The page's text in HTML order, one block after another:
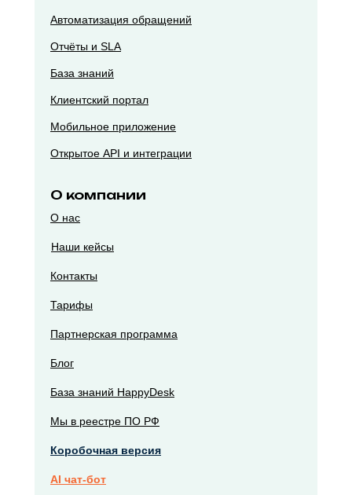
О компании
О нас
Наши кейсы
Автоматизация обращений
Отчёты и SLA
База знаний
Клиентский портал
Мобильное приложение
Открытое API и интеграции
Тарифы
Блог
База знаний HappyDesk
Коробочная версия
Мы в реестре ПО РФ
Партнерская программа
Контакты
AI чат-бот